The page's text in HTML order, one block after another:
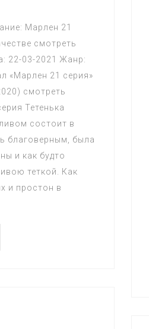
Марлен 21
смотреть
22-03-2021 Жанр:
«Марлен 21 серия»
смотреть
Тетенька
состоит в
благоверным, была
и как будто
теткой. Как
и простон в